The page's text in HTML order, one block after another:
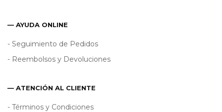
— AYUDA ONLINE
- Seguimiento de Pedidos
- Reembolsos y Devoluciones
— ATENCIÓN AL CLIENTE
- Términos y Condiciones